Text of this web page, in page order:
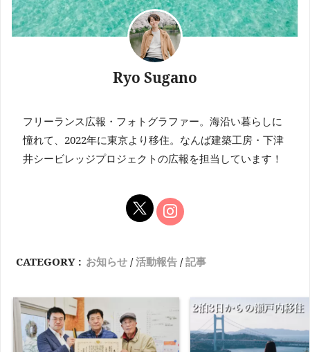
Ryo Sugano
フリーランス広報・フォトグラファー。海沿い暮らしに
憧れて、2022年に東京より移住。なんば建築工房・下津
井シービレッジプロジェクトの広報を担当しています！
CATEGORY : お知らせ 活動報告 記事